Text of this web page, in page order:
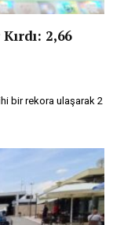
2,66
bir rekora ulaşarak 2